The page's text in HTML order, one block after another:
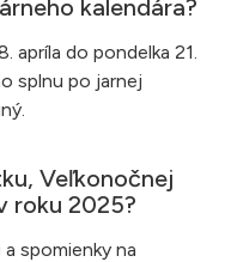
kalendára?
apríla do pondelka 21.
splnu po jarnej
Veľkonočnej
roku 2025?
spomienky na